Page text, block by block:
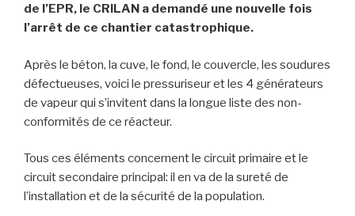
de l’EPR, le CRILAN a demandé une nouvelle fois
l’arrêt de ce chantier catastrophique.
Après le béton, la cuve, le fond, le couvercle, les soudures
défectueuses, voici le pressuriseur et les 4 générateurs
de vapeur qui s’invitent dans la longue liste des non-
conformités de ce réacteur.
Tous ces éléments concernent le circuit primaire et le
circuit secondaire principal: il en va de la sureté de
l’installation et de la sécurité de la population.